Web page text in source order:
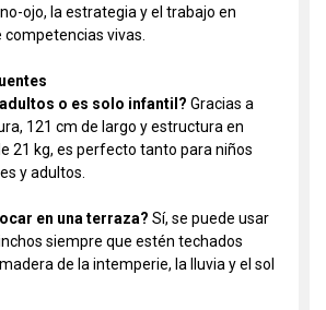
ojo, la estrategia y el trabajo en
vivas.
o es solo infantil? Gracias a
121 cm de largo y estructura en
21 kg, es perfecto tanto para niños
y adultos.
en una terraza? Sí, se puede usar
siempre que estén techados
de la intemperie, la lluvia y el sol